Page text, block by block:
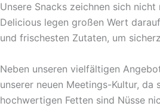
Unsere Snacks zeichnen sich
Delicious legen großen Wert
und frischesten Zutaten, um
Neben unseren vielfältigen
unserer neuen Meetings-Kultur,
hochwertigen Fetten sind Nüsse